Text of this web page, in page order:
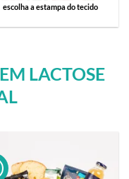
escolha a estampa do tecido
LACTOSE